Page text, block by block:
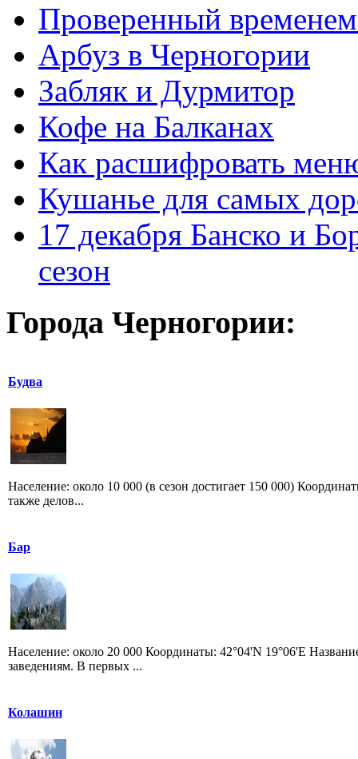
Проверенный временем
Арбуз в Черногории
Забляк и Дурмитор
Кофе на Балканах
Как расшифровать
Кушанье для самых
17 декабря Банско и
сезон
Города Черногории:
Будва
Население: около 10 000 (в сезон достигает 150 000)
также делов...
Бар
Население: около 20 000 Координаты: 42°04'N 19°06'E
заведениям. В первых ...
Колашин